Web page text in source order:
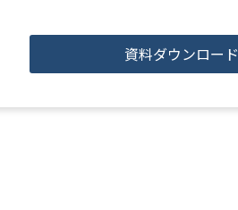
資料ダウンロード